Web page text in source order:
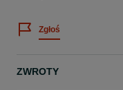
Zgłoś
ZWROTY